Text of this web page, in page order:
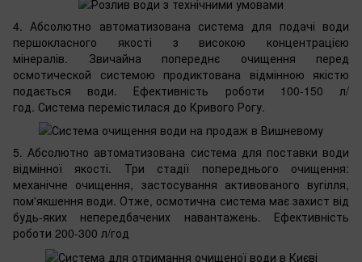
4. Абсолютно автоматизована система для подачі води
першокласного якості з високою концентрацією
мінералів. Звичайна попереднє очищення перед
осмотической системою продиктована відмінною якістю
подається води. Ефективність роботи 100-150 л/
год. Система перемістилася до Кривого Рогу.
5. Абсолютно автоматизована система для поставки води
відмінної якості. Три стадії попереднього очищення:
механічне очищення, застосування активованого вугілля,
пом'якшення води. Отже, осмотична система має захист від
будь-яких непередбачених навантажень. Ефективність
роботи 200-300 л/год